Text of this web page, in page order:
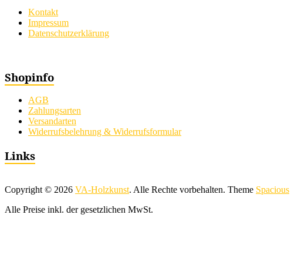
Kontakt
Impressum
Datenschutzerklärung
Shopinfo
AGB
Zahlungsarten
Versandarten
Widerrufsbelehrung & Widerrufsformular
Links
Copyright © 2026 VA-Holzkunst. Alle Rechte vorbehalten. Theme Spacious
Alle Preise inkl. der gesetzlichen MwSt.